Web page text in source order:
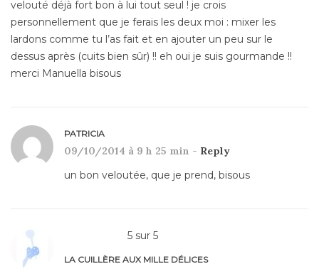
velouté déjà fort bon à lui tout seul ! je crois
personnellement que je ferais les deux moi : mixer les
lardons comme tu l’as fait et en ajouter un peu sur le
dessus après (cuits bien sûr) !! eh oui je suis gourmande !!
merci Manuella bisous
PATRICIA
09/10/2014 à 9 h 25 min - Reply
un bon veloutée, que je prend, bisous
5 sur 5
LA CUILLÈRE AUX MILLE DÉLICES